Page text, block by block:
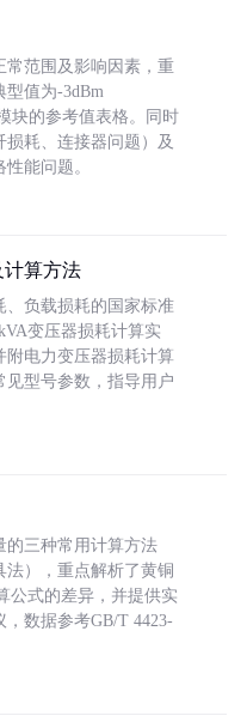
常范围及影响因素，重
型值为-3dBm
块的参考值表格。同时
耗、连接器问题）及
能问题。
计算方法
、负载损耗的国家标准
变压器损耗计算实
附电力变压器损耗计算
见型号参数，指导用户
的三种常用计算方法
法），重点解析了黄铜
公式的差异，并提供实
数据参考GB/T 4423-